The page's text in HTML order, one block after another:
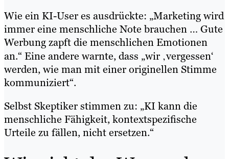
Wie ein KI-User es ausdrückte: „Marketing wird
immer eine menschliche Note brauchen … Gute
Werbung zapft die menschlichen Emotionen
an.“ Eine andere warnte, dass „wir ‚vergessen‘
werden, wie man mit einer originellen Stimme
kommuniziert“.
Selbst Skeptiker stimmen zu: „KI kann die
menschliche Fähigkeit, kontextspezifische
Urteile zu fällen, nicht ersetzen.“